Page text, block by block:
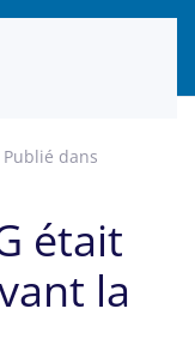
Publié dans
était
la